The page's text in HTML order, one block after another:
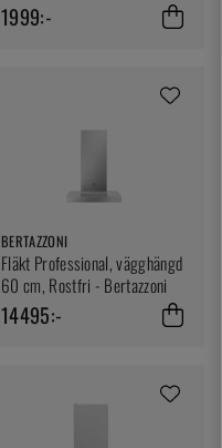
1999:-
BERTAZZONI
Fläkt Professional, vägghängd
60 cm, Rostfri - Bertazzoni
14495:-